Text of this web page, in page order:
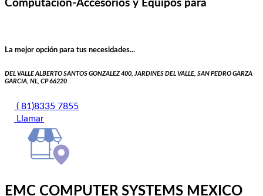
Computación-Accesorios y Equipos para
La mejor opción para tus necesidades...
DEL VALLE ALBERTO SANTOS GONZALEZ 400, JARDINES DEL VALLE, SAN PEDRO GARZA
GARCIA, NL, CP 66220
( 81)8335 7855
Llamar
EMC COMPUTER SYSTEMS MEXICO